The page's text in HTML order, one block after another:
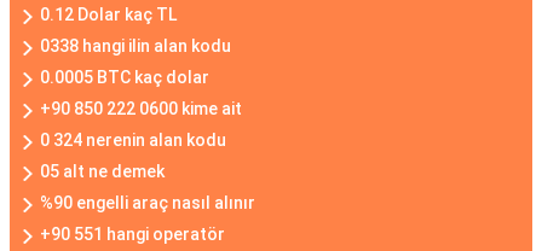
0.12 Dolar kaç TL
0338 hangi ilin alan kodu
0.0005 BTC kaç dolar
+90 850 222 0600 kime ait
0 324 nerenin alan kodu
05 alt ne demek
%90 engelli araç nasıl alınır
+90 551 hangi operatör